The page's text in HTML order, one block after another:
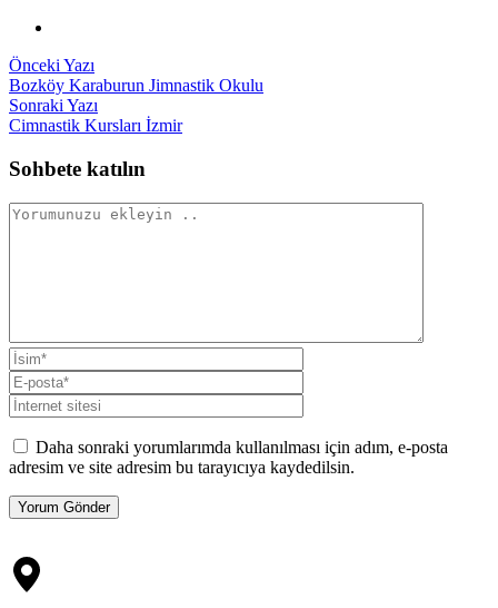
Yazı
gezinmesi
Önceki Yazı
yazı:
Bozköy Karaburun Jimnastik Okulu
Sonraki Yazı
yazı:
Cimnastik Kursları İzmir
Sohbete katılın
Daha sonraki yorumlarımda kullanılması için adım, e-posta
adresim ve site adresim bu tarayıcıya kaydedilsin.